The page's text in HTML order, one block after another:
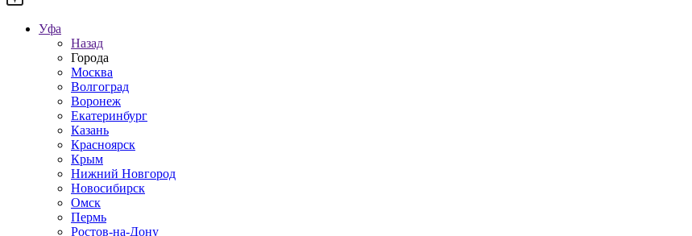
Уфа
Назад
Города
Москва
Волгоград
Воронеж
Екатеринбург
Казань
Красноярск
Крым
Нижний Новгород
Новосибирск
Омск
Пермь
Ростов-на-Дону